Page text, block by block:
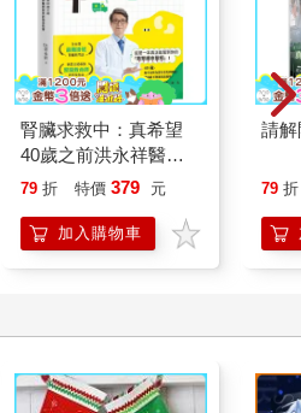
助。對許多動物而言，牠們組
蚓在攝取營養時，也經常會利用到
中，然後讓已經等在那裡的細菌
恩惠，在巢穴裡，它們會放任切
養自己。很多花園主人會在嚴格分
我家中也留這麼一塊保留地給微
，那是必須特別仔細打掃、注意是
腎臟求救中：真希望
40歲之前洪永祥醫師
就告訴我這些事
79 折 特價 379 元
加入購物車
請解
79 折